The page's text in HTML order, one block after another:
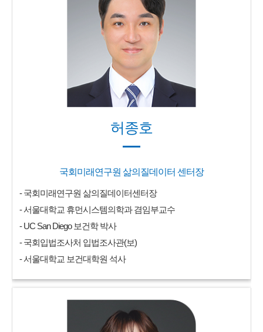
허종호
국회미래연구원 삶의질데이터 센터장
- 국회미래연구원 삶의질데이터센터장
- 서울대학교 휴먼시스템의학과 겸임부교수
- UC San Diego 보건학 박사
- 국회입법조사처 입법조사관(보)
- 서울대학교 보건대학원 석사